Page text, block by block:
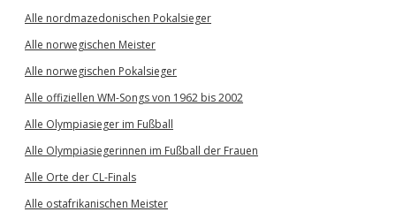
Alle nordmazedonischen Pokalsieger
Alle norwegischen Meister
Alle norwegischen Pokalsieger
Alle offiziellen WM-Songs von 1962 bis 2002
Alle Olympiasieger im Fußball
Alle Olympiasiegerinnen im Fußball der Frauen
Alle Orte der CL-Finals
Alle ostafrikanischen Meister